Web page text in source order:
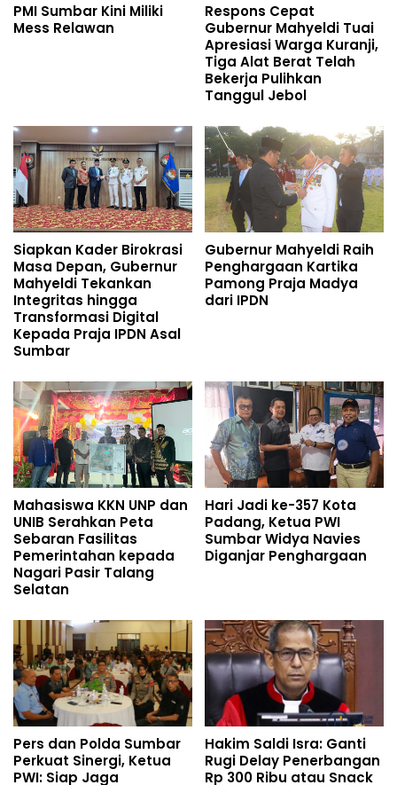
PMI Sumbar Kini Miliki
Mess Relawan
Respons Cepat
Gubernur Mahyeldi Tuai
Apresiasi Warga Kuranji,
Tiga Alat Berat Telah
Bekerja Pulihkan
Tanggul Jebol
Siapkan Kader Birokrasi
Masa Depan, Gubernur
Mahyeldi Tekankan
Integritas hingga
Transformasi Digital
Kepada Praja IPDN Asal
Sumbar
Gubernur Mahyeldi Raih
Penghargaan Kartika
Pamong Praja Madya
dari IPDN
Mahasiswa KKN UNP dan
UNIB Serahkan Peta
Sebaran Fasilitas
Pemerintahan kepada
Nagari Pasir Talang
Selatan
Hari Jadi ke-357 Kota
Padang, Ketua PWI
Sumbar Widya Navies
Diganjar Penghargaan
Pers dan Polda Sumbar
Perkuat Sinergi, Ketua
PWI: Siap Jaga
Hakim Saldi Isra: Ganti
Rugi Delay Penerbangan
Rp 300 Ribu atau Snack